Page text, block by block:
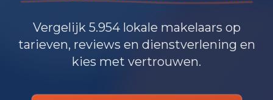
Vergelijk 5.954 lokale makelaars op
tarieven, reviews en dienstverlening en
kies met vertrouwen.